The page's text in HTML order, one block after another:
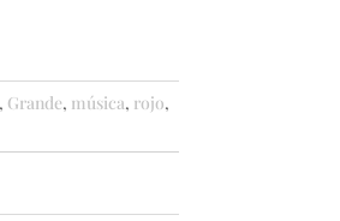
Grande, música, rojo,